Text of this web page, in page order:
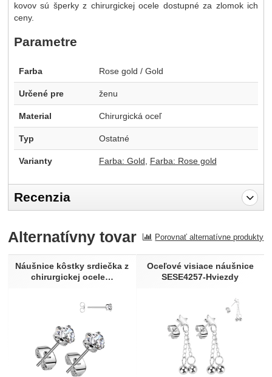
kovov sú šperky z chirurgickej ocele dostupné za zlomok ich
ceny.
Parametre
Farba Rose gold / Gold
Určené pre ženu
Material Chirurgická oceľ
Typ Ostatné
Varianty Farba: Gold Farba: Rose gold
Recenzia
Recenzia
Nebola pridaná žiadna recenzia.
Alternatívny tovar Porovnať alternatívne produkty
Náušnice kôstky srdiečka z
chirurgickej ocele…
Oceľové visiace náušnice
SESE4257-Hviezdy